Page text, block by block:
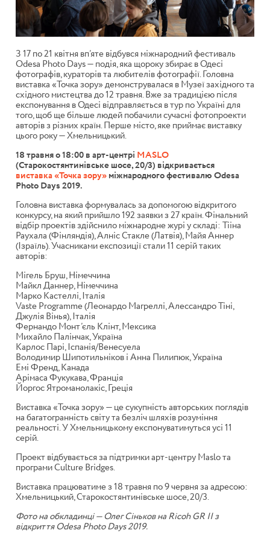
З 17 по 21 квітня вп’яте відбувся міжнародний фестиваль
Odesa Photo Days — подія, яка щороку збирає в Одесі
фотографів, кураторів та любителів фотографії. Головна
виставка «Точка зору» демонструвалася в Музеї західного та
східного мистецтва до 12 травня. Вже за традицією після
експонування в Одесі відправляється в тур по Україні для
того, щоб ще більше людей побачили сучасні фотопроекти
авторів з різних країн. Перше місто, яке приймає виставку
цього року — Хмельницький.
18 травня о 18:00 в арт-центрі MASLO
(Старокостянтинівське шосе, 20/3) відкривається
виставка «Точка зору»міжнародного фестивалю Odesa
Photo Days 2019.
Головна виставка формувалась за допомогою відкритого
конкурсу, на який прийшло 192 заявки з 27 країн. Фінальний
відбір проектів здійснило міжнародне журі у складі: Тііна
Раухала (Фінляндія), Алніс Стакле (Латвія), Майя Аннер
(Ізраїль). Учасниками експозиції стали 11 серій таких
авторів:
Мігель Бруш, Німеччина
Майкл Даннер, Німеччина
Марко Кастеллі, Італія
Vaste Programme (Леонардо Магреллі, Алессандро Тіні,
Джулія Вінья), Італія
Фернандо Монт’єль Клінт, Мексика
Михайло Палінчак, Україна
Карлос Парі, Іспанія/Венесуела
Володимир Шипотильніков і Анна Пилипюк, Україна
Емі Френд, Канада
Арімаса Фукукава, Франція
Йоргос Ятроманолакіс, Греція
Виставка «Точка зору» — це сукупність авторських поглядів
на багатогранність світу та безліч шляхів розуміння
реальності. У Хмельницькому експонуватимуться усі 11
серій.
Проект відбувається за підтримки арт-центру Maslo та
програми Culture Bridges.
Виставка працюватиме з 18 травня по 9 червня за адресою:
Хмельницький, Старокостянтинівське шосе, 20/3.
Фото на обкладинці — Олег Сіньков на Ricoh GR II з
відкриття Odesa Photo Days 2019.